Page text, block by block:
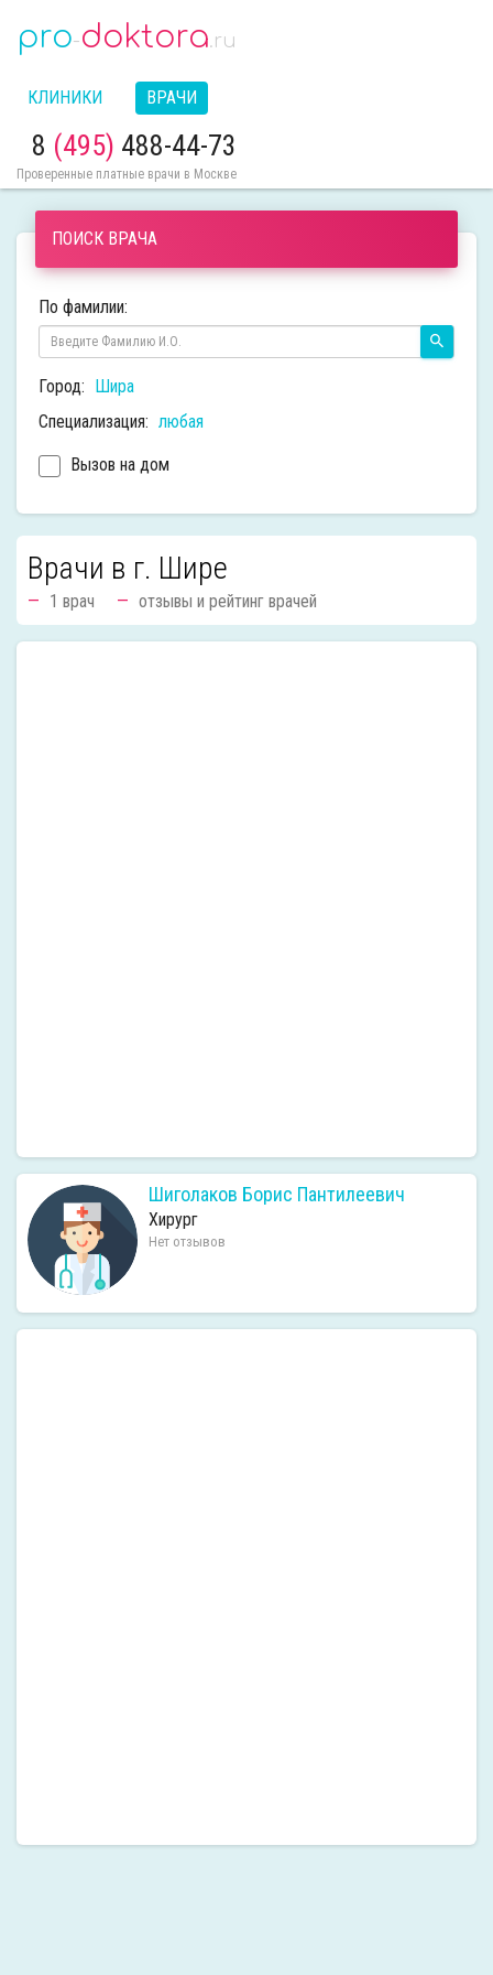
pro-doktora.ru
КЛИНИКИ ВРАЧИ
8 (495) 488-44-73
Проверенные платные врачи в Москве
ПОИСК ВРАЧА
По фамилии:
Город: Шира
Специализация: любая
Вызов на дом
Врачи в г. Шире
1 врач отзывы и рейтинг врачей
Шиголаков Борис Пантилеевич
Хирург
Нет отзывов